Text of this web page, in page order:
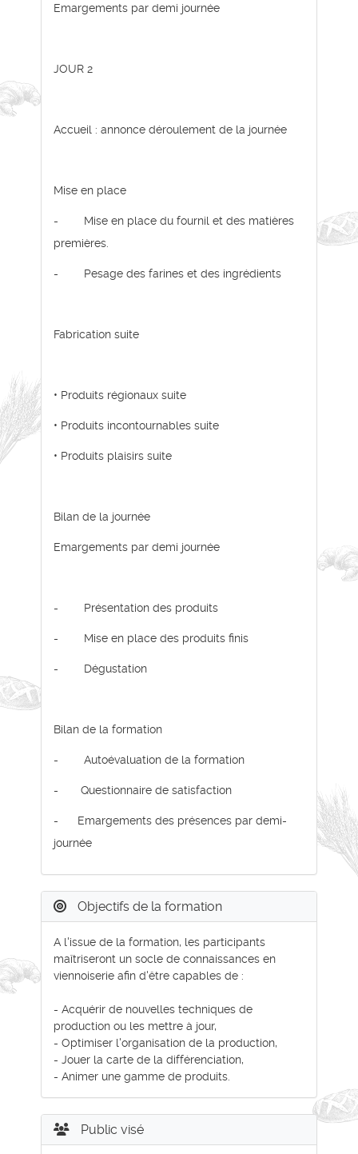
Emargements par demi journée
JOUR 2
Accueil : annonce déroulement de la journée
Mise en place
- Mise en place du fournil et des matières
premières.
- Pesage des farines et des ingrédients
Fabrication suite
• Produits régionaux suite
• Produits incontournables suite
• Produits plaisirs suite
Bilan de la journée
Emargements par demi journée
- Présentation des produits
- Mise en place des produits finis
- Dégustation
Bilan de la formation
- Autoévaluation de la formation
- Questionnaire de satisfaction
- Emargements des présences par demi-
journée
Objectifs de la formation
A l'issue de la formation, les participants
maîtriseront un socle de connaissances en
viennoiserie afin d'être capables de :
- Acquérir de nouvelles techniques de
production ou les mettre à jour,
- Optimiser l'organisation de la production,
- Jouer la carte de la différenciation,
- Animer une gamme de produits.
Public visé